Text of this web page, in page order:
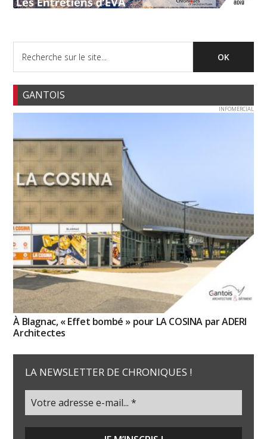
GANTOIS
INFOMERCIAL
À Blagnac, « Effet bombé » pour LA COSINA par ADERI
Architectes
LA NEWSLETTER DE CHRONIQUES !